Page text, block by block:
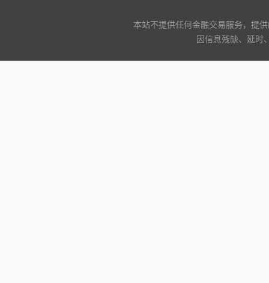
本站不提供任何金融交易服务，提
因信息残缺、延时